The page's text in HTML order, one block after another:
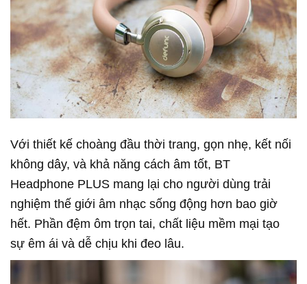
Với thiết kế choàng đầu thời trang, gọn nhẹ, kết nối
không dây, và khả năng cách âm tốt, BT
Headphone PLUS mang lại cho người dùng trải
nghiệm thế giới âm nhạc sống động hơn bao giờ
hết. Phần đệm ôm trọn tai, chất liệu mềm mại tạo
sự êm ái và dễ chịu khi đeo lâu.